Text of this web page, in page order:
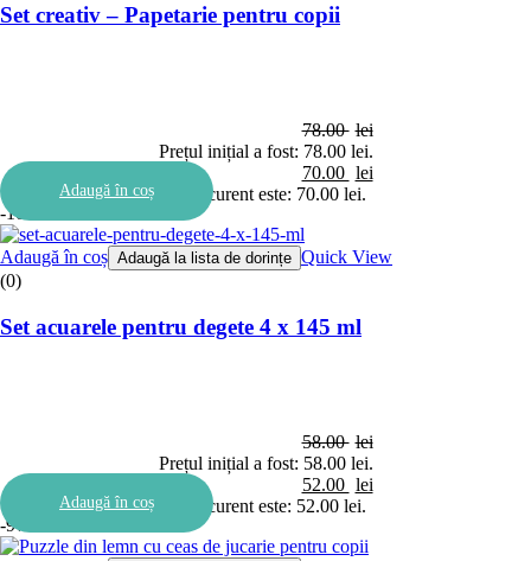
Set creativ – Papetarie pentru copii
78.00 lei
Prețul inițial a fost: 78.00 lei.
70.00 lei
Prețul curent este: 70.00 lei.
Adaugă în coș
-10%
Adaugă în coș Adaugă la lista de dorințe Quick View
(0)
Set acuarele pentru degete 4 x 145 ml
58.00 lei
Prețul inițial a fost: 58.00 lei.
52.00 lei
Prețul curent este: 52.00 lei.
Adaugă în coș
-9%